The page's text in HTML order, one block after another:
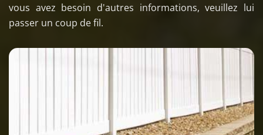
vous avez besoin d'autres informations, veuillez lui
passer un coup de fil.